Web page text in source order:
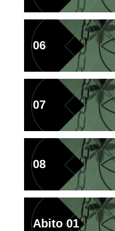
06
07
08
Abito 01